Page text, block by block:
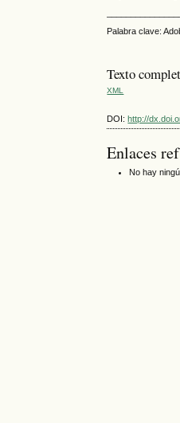
Palabra clave:
Texto
XML
DOI:http://
Enlaces
No hay